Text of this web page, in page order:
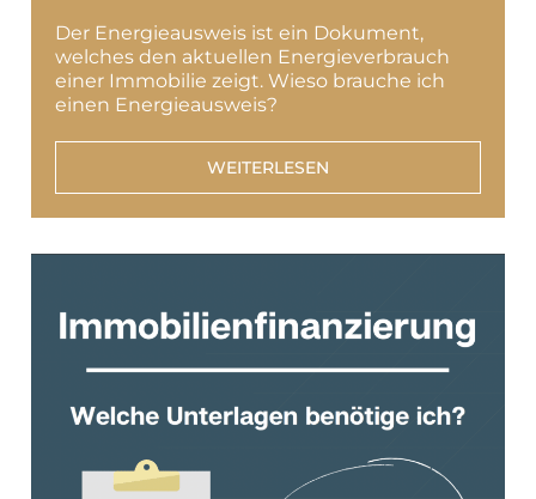
Der Energieausweis ist ein Dokument,
welches den aktuellen Energieverbrauch
einer Immobilie zeigt. Wieso brauche ich
einen Energieausweis?
WEITERLESEN